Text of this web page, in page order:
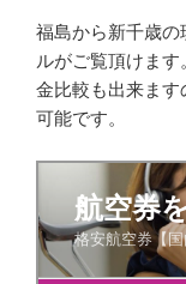
福島から新千歳
ルがご覧頂けま
金比較も出来ま
可能です。